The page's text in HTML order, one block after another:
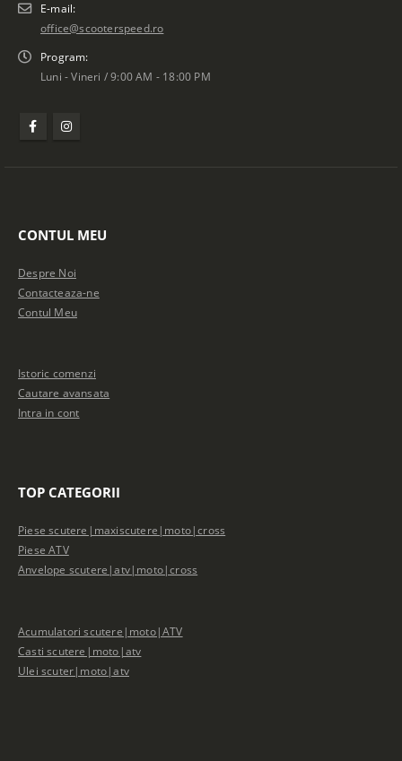
E-mail:
office@scooterspeed.ro
Program:
Luni - Vineri / 9:00 AM - 18:00 PM
CONTUL MEU
Despre Noi
Contacteaza-ne
Contul Meu
Istoric comenzi
Cautare avansata
Intra in cont
TOP CATEGORII
Piese scutere|maxiscutere|moto|cross
Piese ATV
Anvelope scutere|atv|moto|cross
Acumulatori scutere|moto|ATV
Casti scutere|moto|atv
Ulei scuter|moto|atv